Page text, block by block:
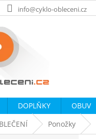
info@cyklo-obleceni.cz
DOPLŇKY OBUV
Ponožky